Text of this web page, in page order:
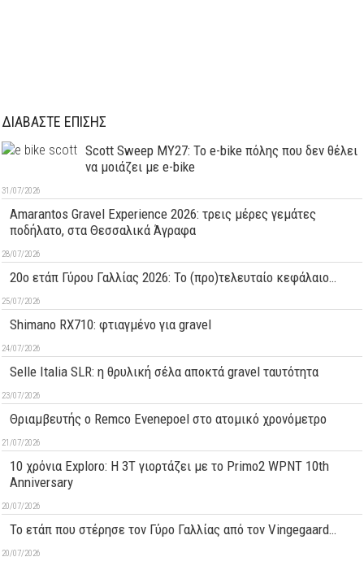
ΔΙΑΒΑΣΤΕ ΕΠΙΣΗΣ
Scott Sweep MY27: Το e-bike πόλης που δεν θέλει
να μοιάζει με e-bike
31/07/2026
Amarantos Gravel Experience 2026: τρεις μέρες γεμάτες
ποδήλατο, στα Θεσσαλικά Άγραφα
28/07/2026
20ο ετάπ Γύρου Γαλλίας 2026: Το (προ)τελευταίο κεφάλαιο…
25/07/2026
Shimano RX710: φτιαγμένο για gravel
24/07/2026
Selle Italia SLR: η θρυλική σέλα αποκτά gravel ταυτότητα
23/07/2026
Θριαμβευτής ο Remco Evenepoel στο ατομικό χρονόμετρο
21/07/2026
10 χρόνια Exploro: Η 3T γιορτάζει με το Primo2 WPNT 10th
Anniversary
20/07/2026
Το ετάπ που στέρησε τον Γύρο Γαλλίας από τον Vingegaard…
20/07/2026